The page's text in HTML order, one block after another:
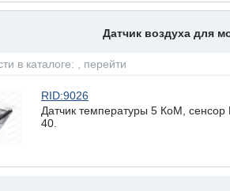
Датчик воздуха для
в каталоге: , перейти
RID:9026
Датчик температуры 5 КоМ,
40.